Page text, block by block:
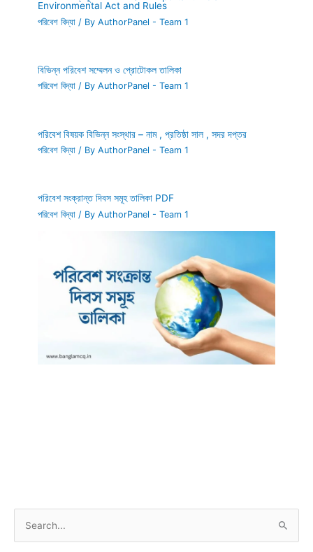
Environmental Act and Rules
পরিবেশ বিদ্যা / ByAuthorPanel - Team 1
বিভিন্ন পরিবেশ সম্মেলন ও প্রোটোকল তালিকা
পরিবেশ বিদ্যা / ByAuthorPanel - Team 1
পরিবেশ বিষয়ক বিভিন্ন সংস্থার – নাম , প্রতিষ্ঠা সাল , সদর দপ্তর
পরিবেশ বিদ্যা / ByAuthorPanel - Team 1
পরিবেশ সংক্রান্ত দিবস সমূহ তালিকা PDF
পরিবেশ বিদ্যা / ByAuthorPanel - Team 1